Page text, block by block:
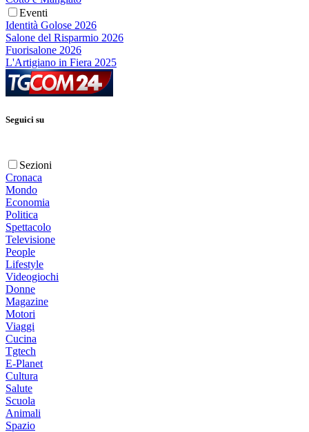
Eventi
Identità Golose 2026
Salone del Risparmio 2026
Fuorisalone 2026
L'Artigiano in Fiera 2025
Seguici su
Sezioni
Cronaca
Mondo
Economia
Politica
Spettacolo
Televisione
People
Lifestyle
Videogiochi
Donne
Magazine
Motori
Viaggi
Cucina
Tgtech
E-Planet
Cultura
Salute
Scuola
Animali
Spazio